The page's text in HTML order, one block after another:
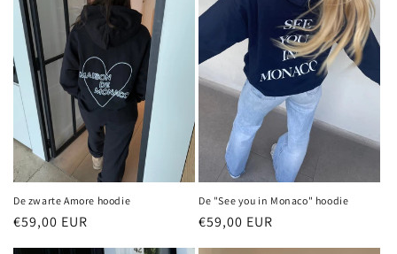
De zwarte Amore hoodie
Normale
prijs
€59,00 EUR
De "See you in Monaco" hoodie
Normale
prijs
€59,00 EUR